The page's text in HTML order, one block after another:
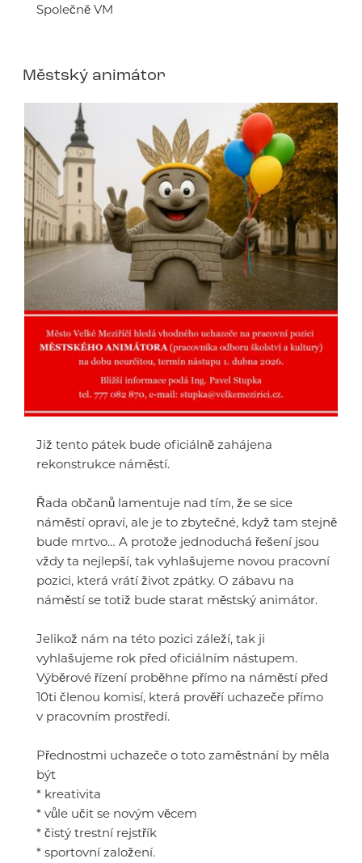
Společně VM
Městský animátor
Již tento pátek bude oficiálně zahájena
rekonstrukce náměstí.
Řada občanů lamentuje nad tím, že se sice
náměstí opraví, ale je to zbytečné, když tam stejně
bude mrtvo… A protože jednoduchá řešení jsou
vždy ta nejlepší, tak vyhlašujeme novou pracovní
pozici, která vrátí život zpátky. O zábavu na
náměstí se totiž bude starat městský animátor.
Jelikož nám na této pozici záleží, tak ji
vyhlašujeme rok před oficiálním nástupem.
Výběrové řízení proběhne přímo na náměstí před
10ti členou komisí, která prověří uchazeče přímo
v pracovním prostředí.
Přednostmi uchazeče o toto zaměstnání by měla
být
* kreativita
* vůle učit se novým věcem
* čistý trestní rejstřík
* sportovní založení.